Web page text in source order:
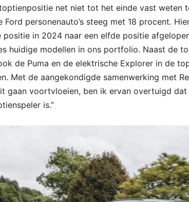
net niet tot het einde vast weten
Ford personenauto’s steeg met 18 procent.
positie in 2024 naar een elfde positie
huidige modellen in ons portfolio. Naast de
de Puma en de elektrische Explorer in de
Met de aangekondigde samenwerking met
gaan voortvloeien, ben ik ervan overtuigd
is.”